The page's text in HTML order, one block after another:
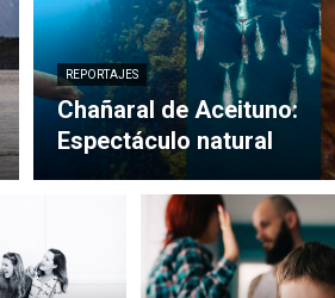
REPORTAJES
Chañaral de Aceituno:
Espectáculo natural